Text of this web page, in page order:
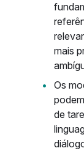
mais
Os
de